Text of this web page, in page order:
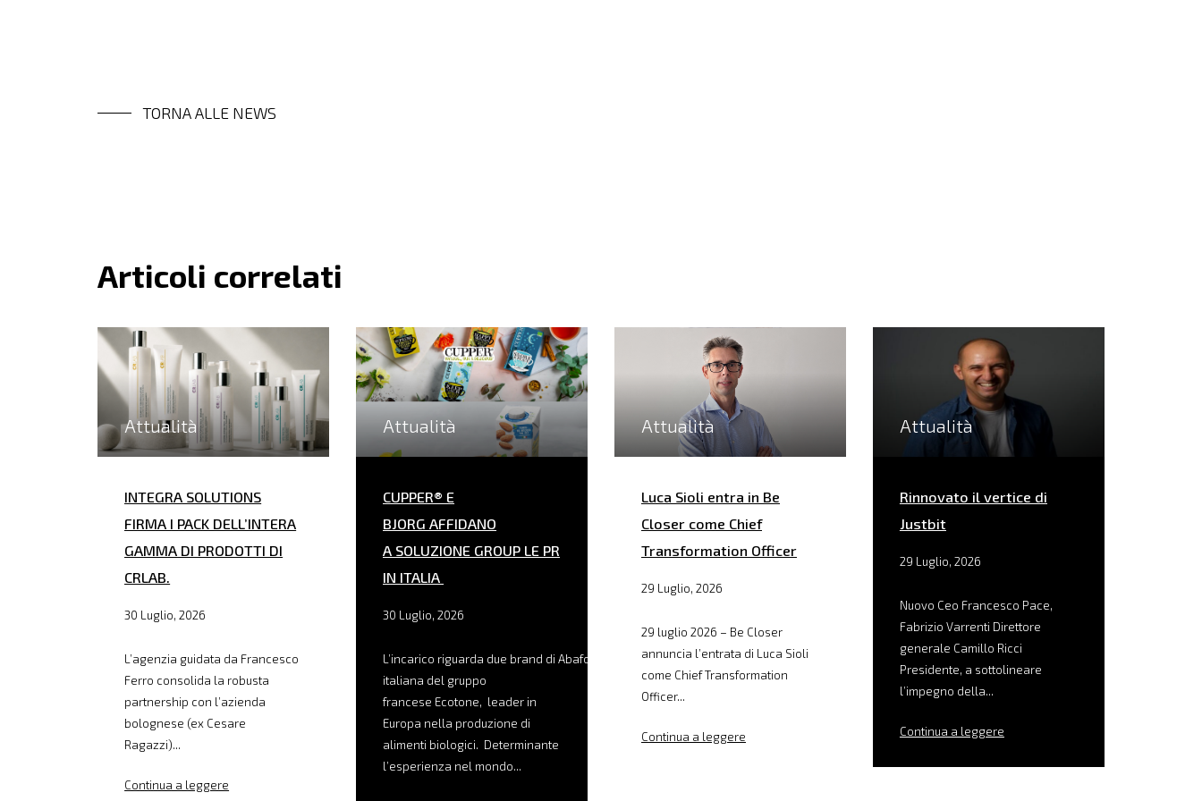
TORNA ALLE NEWS
Articoli correlati
Attualità
INTEGRA SOLUTIONS
FIRMA I PACK DELL’INTERA
GAMMA DI PRODOTTI DI
CRLAB.
30 Luglio, 2026
L’agenzia guidata da Francesco
Ferro consolida la robusta
partnership con l’azienda
bolognese (ex Cesare
Ragazzi)...
Continua a leggere
Attualità
CUPPER® E
BJORG AFFIDANO
A SOLUZIONE GROUP LE PR
IN ITALIA
30 Luglio, 2026
L’incarico riguarda due brand di Abafoods, filiale
italiana del gruppo
francese Ecotone, leader in
Europa nella produzione di
alimenti biologici. Determinante
l’esperienza nel mondo...
Attualità
Luca Sioli entra in Be
Closer come Chief
Transformation Officer
29 Luglio, 2026
29 luglio 2026 – Be Closer
annuncia l’entrata di Luca Sioli
come Chief Transformation
Officer...
Continua a leggere
Attualità
Rinnovato il vertice di
Justbit
29 Luglio, 2026
Nuovo Ceo Francesco Pace,
Fabrizio Varrenti Direttore
generale Camillo Ricci
Presidente, a sottolineare
l’impegno della...
Continua a leggere